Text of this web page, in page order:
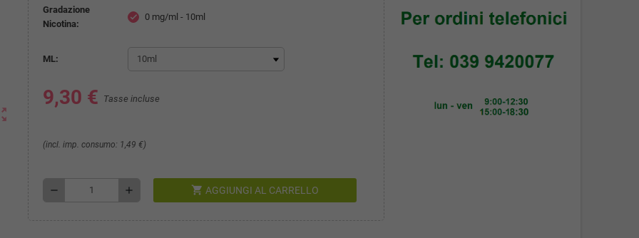
Gradazione
Nicotina:
check 0 mg/ml - 10ml
ML:
9,30 € Tasse incluse
(incl. imp. consumo: 1,49 €)
remove add shopping_cart AGGIUNGI AL CARRELLO